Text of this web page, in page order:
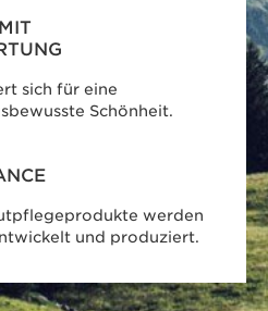
sich für eine
Schönheit.
werden
und produziert.